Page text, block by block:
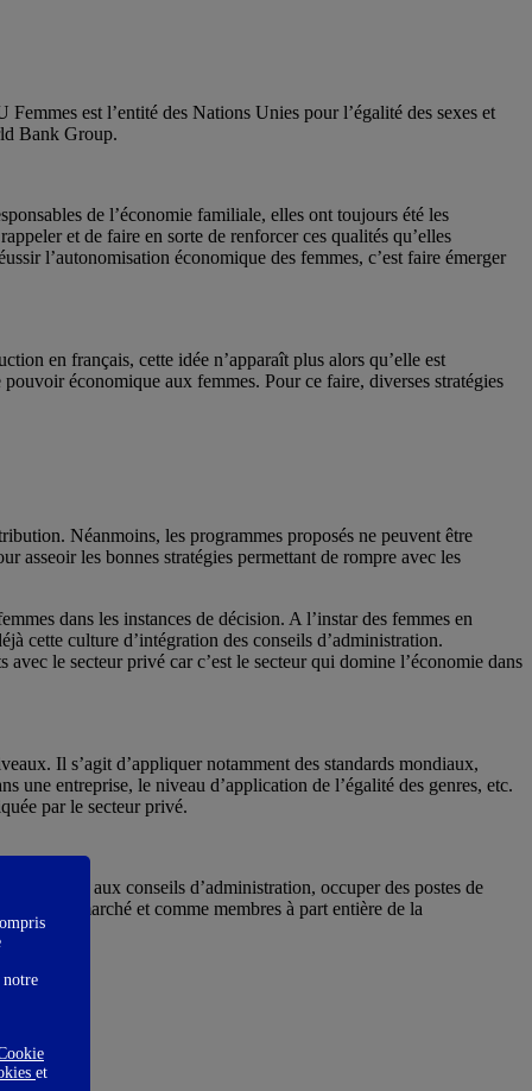
est l’entité des Nations Unies pour l’égalité des sexes et
Bank Group.
de l’économie familiale, elles ont toujours été les
et de faire en sorte de renforcer ces qualités qu’elles
l’autonomisation économique des femmes, c’est faire émerger
en français, cette idée n’apparaît plus alors qu’elle est
économique aux femmes. Pour ce faire, diverses stratégies
Néanmoins, les programmes proposés ne peuvent être
asseoir les bonnes stratégies permettant de rompre avec les
dans les instances de décision. A l’instar des femmes en
cette culture d’intégration des conseils d’administration.
le secteur privé car c’est le secteur qui domine l’économie dans
Il s’agit d’appliquer notamment des standards mondiaux,
entreprise, le niveau d’application de l’égalité des genres, etc.
par le secteur privé.
aux conseils d’administration, occuper des postes de
de marché et comme membres à part entière de la
notre
et